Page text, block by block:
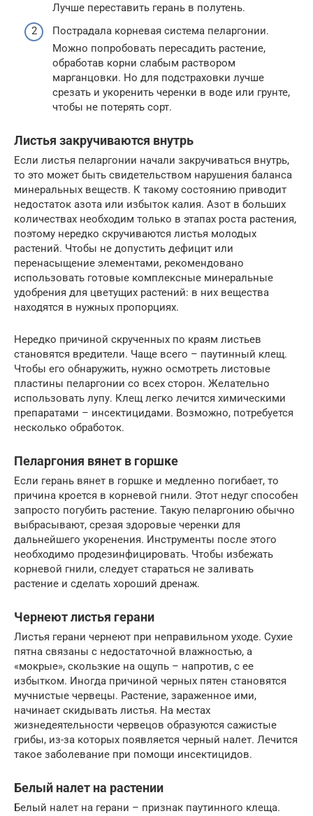
Лучше переставить герань в полутень.
Пострадала корневая система пеларгонии.
Можно попробовать пересадить растение,
обработав корни слабым раствором
марганцовки. Но для подстраховки лучше
срезать и укоренить черенки в воде или грунте,
чтобы не потерять сорт.
Листья закручиваются внутрь
Если листья пеларгонии начали закручиваться внутрь,
то это может быть свидетельством нарушения баланса
минеральных веществ. К такому состоянию приводит
недостаток азота или избыток калия. Азот в больших
количествах необходим только в этапах роста растения,
поэтому нередко скручиваются листья молодых
растений. Чтобы не допустить дефицит или
перенасыщение элементами, рекомендовано
использовать готовые комплексные минеральные
удобрения для цветущих растений: в них вещества
находятся в нужных пропорциях.
Нередко причиной скрученных по краям листьев
становятся вредители. Чаще всего – паутинный клещ.
Чтобы его обнаружить, нужно осмотреть листовые
пластины пеларгонии со всех сторон. Желательно
использовать лупу. Клещ легко лечится химическими
препаратами – инсектицидами. Возможно, потребуется
несколько обработок.
Пеларгония вянет в горшке
Если герань вянет в горшке и медленно погибает, то
причина кроется в корневой гнили. Этот недуг способен
запросто погубить растение. Такую пеларгонию обычно
выбрасывают, срезая здоровые черенки для
дальнейшего укоренения. Инструменты после этого
необходимо продезинфицировать. Чтобы избежать
корневой гнили, следует стараться не заливать
растение и сделать хороший дренаж.
Чернеют листья герани
Листья герани чернеют при неправильном уходе. Сухие
пятна связаны с недостаточной влажностью, а
«мокрые», скользкие на ощупь – напротив, с ее
избытком. Иногда причиной черных пятен становятся
мучнистые червецы. Растение, зараженное ими,
начинает скидывать листья. На местах
жизнедеятельности червецов образуются сажистые
грибы, из-за которых появляется черный налет. Лечится
такое заболевание при помощи инсектицидов.
Белый налет на растении
Белый налет на герани – признак паутинного клеща.